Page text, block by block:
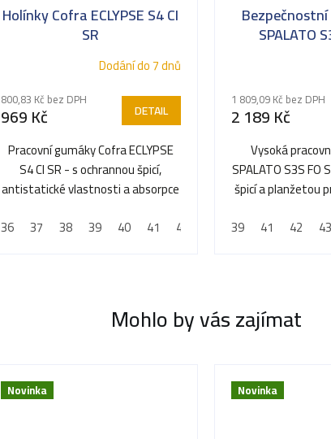
Holínky Cofra ECLYPSE S4 CI
SR
Dodání do 7 dnů
800,83 Kč bez DPH
969 Kč DETAIL
Pracovní gumáky Cofra ECLYPSE
S4 CI SR - s ochrannou špicí,
antistatické vlastnosti a absorpce
36 37 38 39 40 41 42 44 45 46 47
SPALATO
1 809,09 Kč bez DPH
2 189 Kč
Vysoká
SPALATO S3S FO
špicí a planžetou
39
41 42 43
Mohlo by vás zajímat
Novinka Novinka